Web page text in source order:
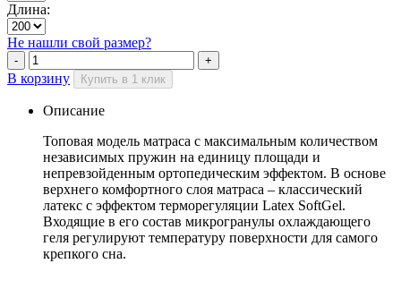
Длина:
Не нашли свой размер?
В корзину Купить в 1 клик
Описание
Топовая модель матраса с максимальным количеством
независимых пружин на единицу площади и
непревзойденным ортопедическим эффектом. В основе
верхнего комфортного слоя матраса – классический
латекс с эффектом терморегуляции Latex SoftGel.
Входящие в его состав микрогранулы охлаждающего
геля регулируют температуру поверхности для самого
крепкого сна.